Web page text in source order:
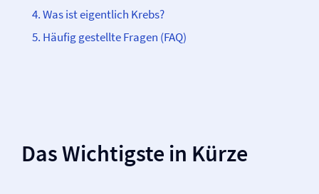
Was ist eigentlich Krebs?
Häufig gestellte Fragen (FAQ)
Das Wichtigste in Kürze